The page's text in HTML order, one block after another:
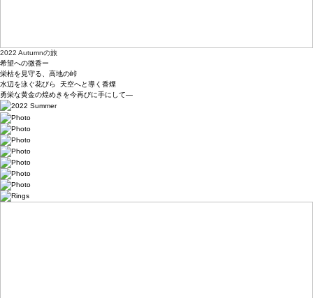
2022 Autumnの旅
希望への微香ー
栄枯を見守る、高地の峠
水辺を泳ぐ花びら 天空へと導く香煙
勇栄な黄金の煌めきを今再びに手にして―